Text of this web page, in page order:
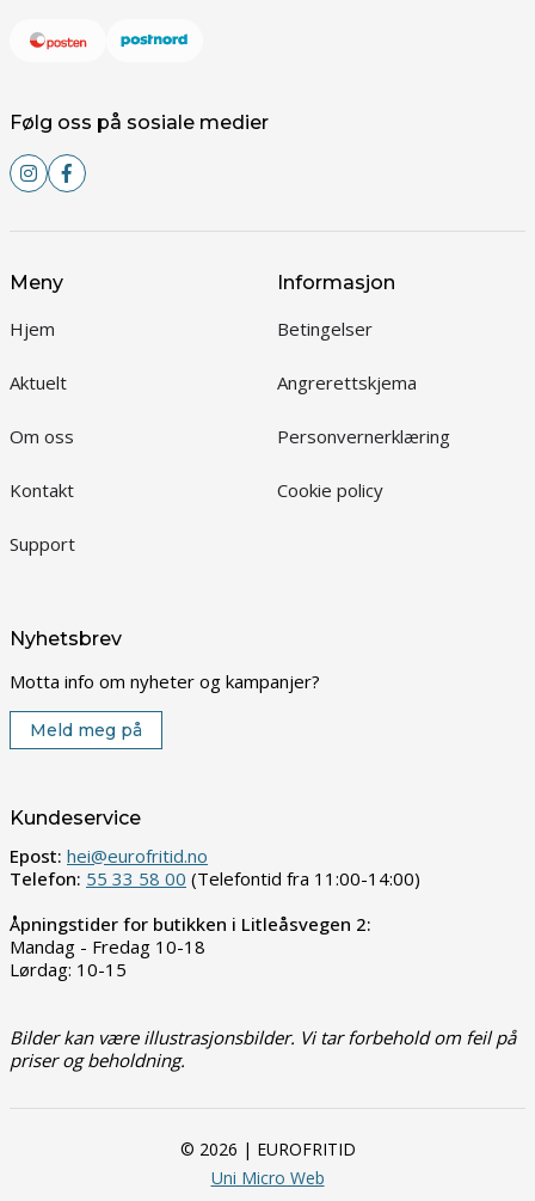
Følg oss på sosiale medier
Meny
Hjem
Aktuelt
Om oss
Kontakt
Support
Informasjon
Betingelser
Angrerettskjema
Personvernerklæring
Cookie policy
Nyhetsbrev
Motta info om nyheter og kampanjer?
Meld meg på
Kundeservice
Epost: hei@eurofritid.no
Telefon: 55 33 58 00 (Telefontid fra 11:00-14:00)
Åpningstider for butikken i Litleåsvegen 2:
Mandag - Fredag 10-18
Lørdag: 10-15
Bilder kan være illustrasjonsbilder. Vi tar forbehold om feil på
priser og beholdning.
© 2026 | EUROFRITID
Uni Micro Web